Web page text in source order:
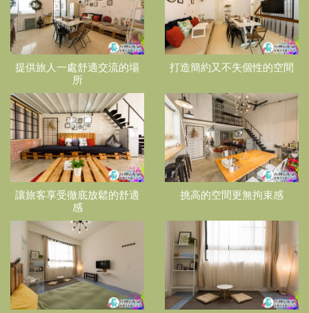
提供旅人一處舒適交流的場
所
打造簡約又不失個性的空間
讓旅客享受徹底放鬆的舒適
感
挑高的空間更無拘束感